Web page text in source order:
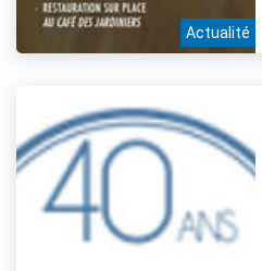
Actualité